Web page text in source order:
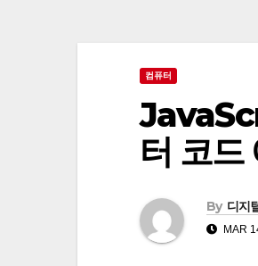
컴퓨터
터 코드
By 디지
MAR